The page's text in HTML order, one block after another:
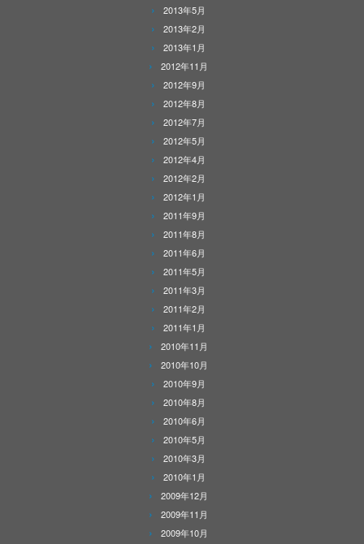
2013年5月
2013年2月
2013年1月
2012年11月
2012年9月
2012年8月
2012年7月
2012年5月
2012年4月
2012年2月
2012年1月
2011年9月
2011年8月
2011年6月
2011年5月
2011年3月
2011年2月
2011年1月
2010年11月
2010年10月
2010年9月
2010年8月
2010年6月
2010年5月
2010年3月
2010年1月
2009年12月
2009年11月
2009年10月